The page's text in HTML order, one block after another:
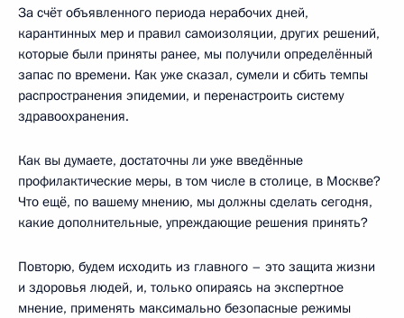
За счёт объявленного периода нерабочих дней,
карантинных мер и правил самоизоляции, других решений,
которые были приняты ранее, мы получили определённый
запас по времени. Как уже сказал, сумели и сбить темпы
распространения эпидемии, и перенастроить систему
здравоохранения.
Как вы думаете, достаточны ли уже введённые
профилактические меры, в том числе в столице, в Москве?
Что ещё, по вашему мнению, мы должны сделать сегодня,
какие дополнительные, упреждающие решения принять?
Повторю, будем исходить из главного – это защита жизни
и здоровья людей, и, только опираясь на экспертное
мнение, применять максимально безопасные режимы